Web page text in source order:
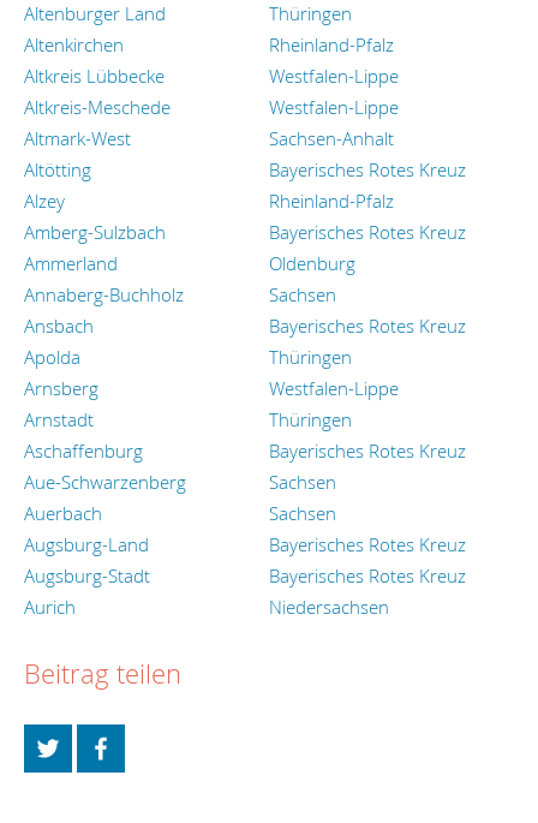
Altenburger Land
Thüringen
Altenkirchen
Rheinland-Pfalz
Altkreis Lübbecke
Westfalen-Lippe
Altkreis-Meschede
Westfalen-Lippe
Altmark-West
Sachsen-Anhalt
Altötting
Bayerisches Rotes Kreuz
Alzey
Rheinland-Pfalz
Amberg-Sulzbach
Bayerisches Rotes Kreuz
Ammerland
Oldenburg
Annaberg-Buchholz
Sachsen
Ansbach
Bayerisches Rotes Kreuz
Apolda
Thüringen
Arnsberg
Westfalen-Lippe
Arnstadt
Thüringen
Aschaffenburg
Bayerisches Rotes Kreuz
Aue-Schwarzenberg
Sachsen
Auerbach
Sachsen
Augsburg-Land
Bayerisches Rotes Kreuz
Augsburg-Stadt
Bayerisches Rotes Kreuz
Aurich
Niedersachsen
Beitrag teilen